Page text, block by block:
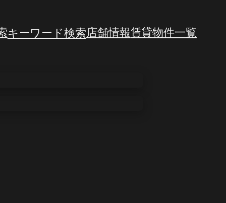
キーワード検索店舗情報賃貸物件一覧